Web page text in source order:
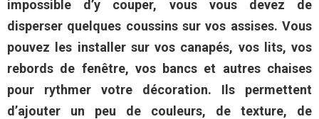
impossible d’y couper, vous vous devez de
disperser quelques coussins sur vos assises. Vous
pouvez les installer sur vos canapés, vos lits, vos
rebords de fenêtre, vos bancs et autres chaises
pour rythmer votre décoration. Ils permettent
d’ajouter un peu de couleurs, de texture, de